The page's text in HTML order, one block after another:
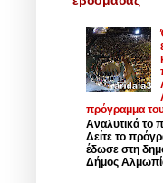
πρόγραμμα
Αναλυτικά το
Δείτε το
έδωσε στη
Δήμος